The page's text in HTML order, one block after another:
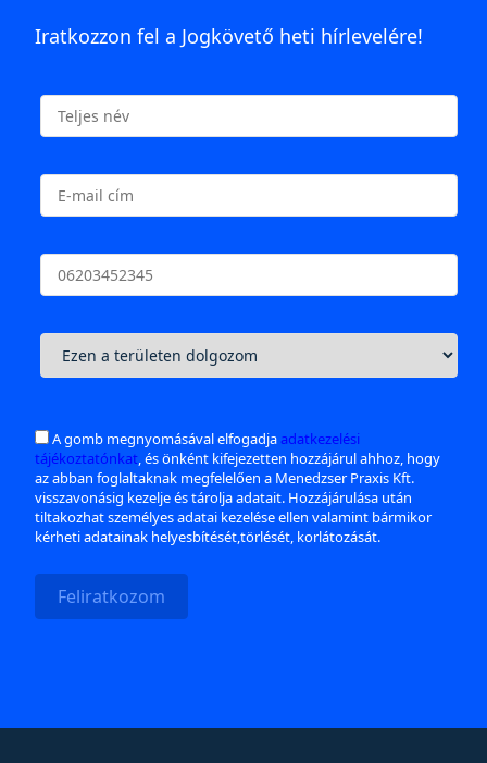
Iratkozzon fel a Jogkövető heti hírlevelére!
A gomb megnyomásával elfogadjaadatkezelési
tájékoztatónkat, és önként kifejezetten hozzájárul ahhoz, hogy
az abban foglaltaknak megfelelően a Menedzser Praxis Kft.
visszavonásig kezelje és tárolja adatait. Hozzájárulása után
tiltakozhat személyes adatai kezelése ellen valamint bármikor
kérheti adatainak helyesbítését,törlését, korlátozását.
Feliratkozom